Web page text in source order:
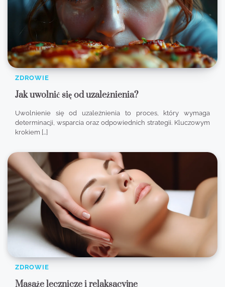
ZDROWIE
Jak uwolnić się od uzależnienia?
Uwolnienie się od uzależnienia to proces, który wymaga
determinacji, wsparcia oraz odpowiednich strategii. Kluczowym
krokiem […]
ZDROWIE
Masaże lecznicze i relaksacyjne